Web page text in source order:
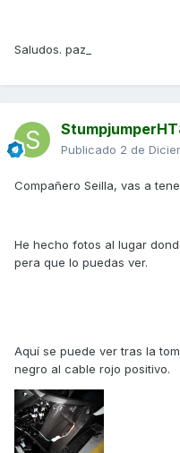
Saludos. paz_
Publicado 2 de
Compañero Seilla, vas a
He hecho fotos al lugar
pera que lo puedas ver.
Aquí se puede ver tras la
negro al cable rojo positivo.